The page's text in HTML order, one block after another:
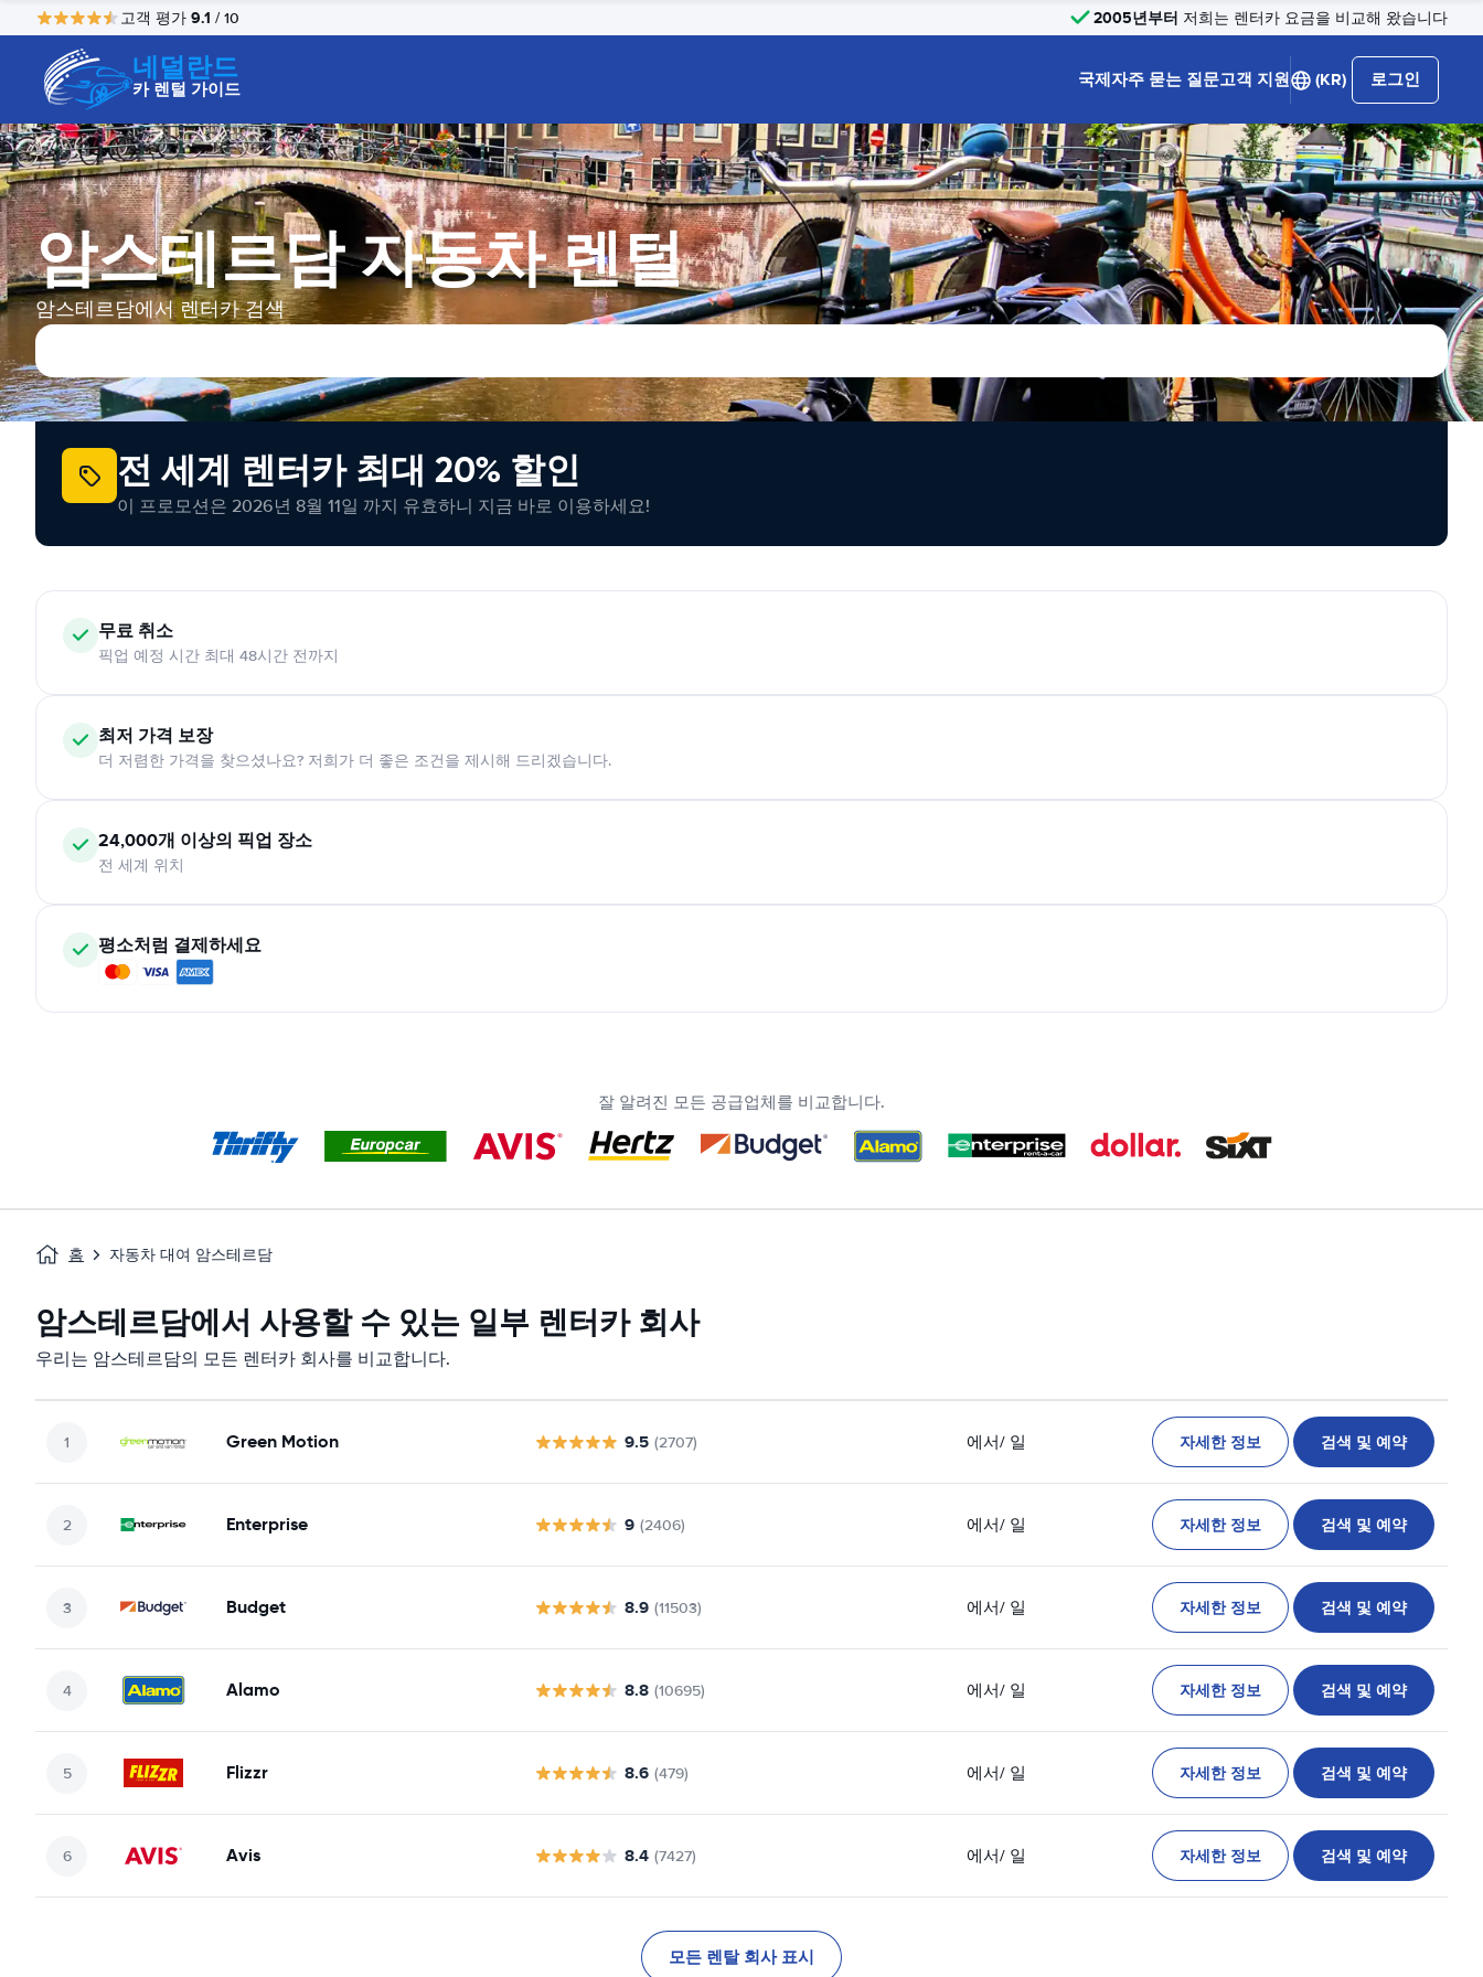
고객 평가 9.1 / 10 2005년부터 저희는 렌터카 요금을 비교해 왔습니다
네덜란드
카 렌털 가이드 국제자주 묻는 질문고객 지원 (KR) 로그인
암스테르담 자동차 렌털
암스테르담에서 렌터카 검색
전 세계 렌터카 최대 20% 할인
이 프로모션은 2026년 8월 11일 까지 유효하니 지금 바로 이용하세요!
무료 취소
픽업 예정 시간 최대 48시간 전까지
최저 가격 보장
더 저렴한 가격을 찾으셨나요? 저희가 더 좋은 조건을 제시해 드리겠습니다.
24,000개 이상의 픽업 장소
전 세계 위치
평소처럼 결제하세요
잘 알려진 모든 공급업체를 비교합니다.
홈 자동차 대여 암스테르담
암스테르담에서 사용할 수 있는 일부 렌터카 회사
우리는 암스테르담의 모든 렌터카 회사를 비교합니다.
Green Motion 9.5 (2707) 에서/ 일 자세한 정보 검색 및 예약
Enterprise 9 (2406) 에서/ 일 자세한 정보 검색 및 예약
Budget 8.9 (11503) 에서/ 일 자세한 정보 검색 및 예약
Alamo 8.8 (10695) 에서/ 일 자세한 정보 검색 및 예약
Flizzr 8.6 (479) 에서/ 일 자세한 정보 검색 및 예약
Avis 8.4 (7427) 에서/ 일 자세한 정보 검색 및 예약
모든 렌탈 회사 표시